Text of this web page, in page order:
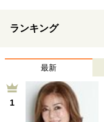
ランキング
最新
1